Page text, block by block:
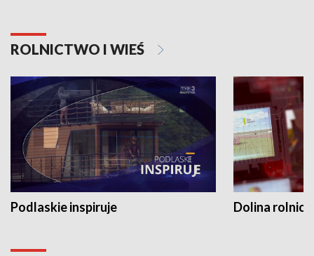
ROLNICTWO I WIEŚ
Podlaskie inspiruje Dolina